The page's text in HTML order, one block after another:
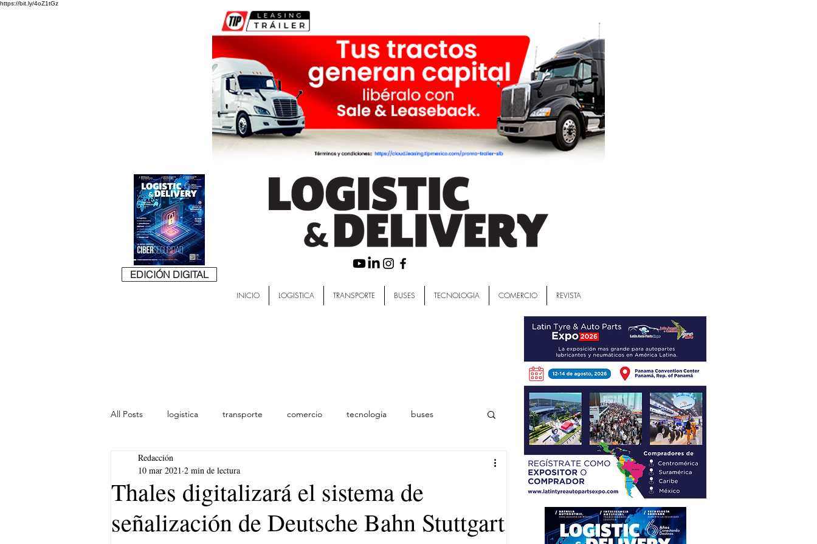
https://bit.ly/4oZ1tGz
EDICIÓN DIGITAL
INICIO LOGISTICA TRANSPORTE BUSES TECNOLOGIA COMERCIO REVISTA
All Posts logistica transporte comercio tecnologia buses
lideres
Thales digitalizará el sistema de
señalización de Deutsche Bahn Stuttgart
Redacción
10 mar 2021 2 min de lectura